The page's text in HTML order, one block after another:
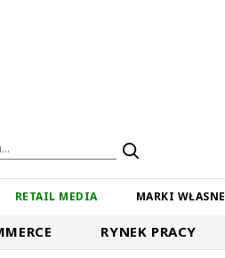
RETAIL MEDIA MARKI WŁASNE
RYNEK PRACY